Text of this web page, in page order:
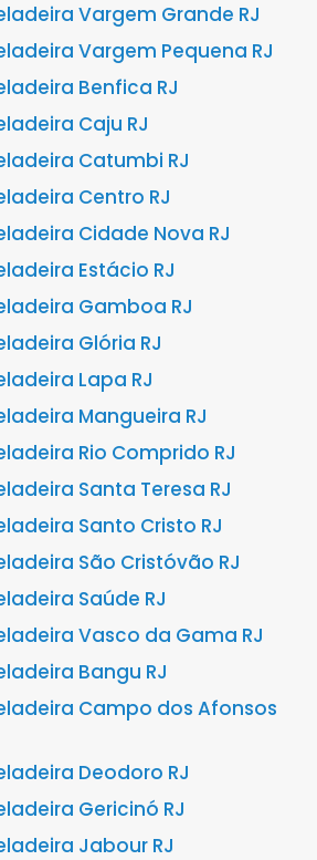
Vargem Grande RJ
Vargem Pequena RJ
Benfica RJ
Caju RJ
Catumbi RJ
Centro RJ
Cidade Nova RJ
Estácio RJ
Gamboa RJ
Glória RJ
Lapa RJ
Mangueira RJ
Rio Comprido RJ
Santa Teresa RJ
Santo Cristo RJ
São Cristóvão RJ
Saúde RJ
Vasco da Gama RJ
Bangu RJ
Campo dos Afonsos
Deodoro RJ
Gericinó RJ
Jabour RJ